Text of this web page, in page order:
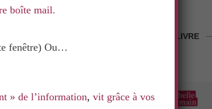
LE LIVRE
boîte mail.
fenêtre) Ou…
» de l’information,vit grâce à vos